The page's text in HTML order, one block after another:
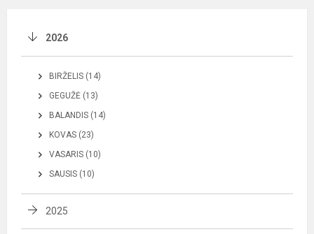
2026
BIRŽELIS (14)
GEGUŽĖ (13)
BALANDIS (14)
KOVAS (23)
VASARIS (10)
SAUSIS (10)
2025